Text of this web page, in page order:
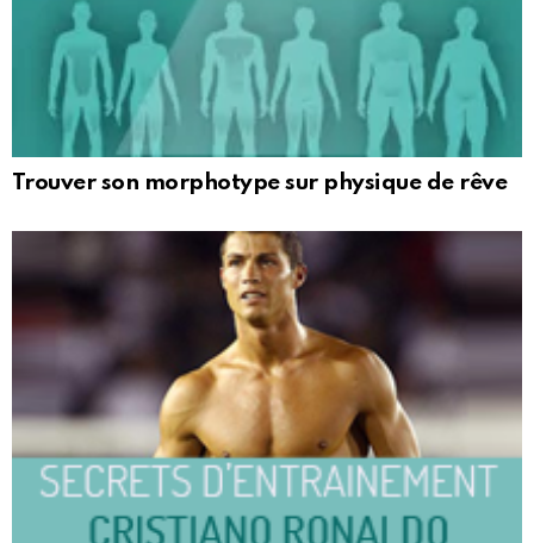
Trouver son morphotype sur physique de rêve